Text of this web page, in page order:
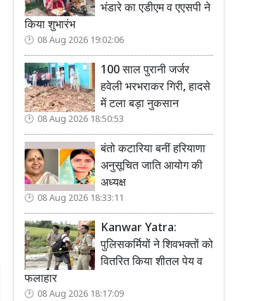
भंडारे का एडीएम व एएसपी ने
किया शुभारंभ
08 Aug 2026 19:02:06
100 साल पुरानी जर्जर
हवेली भरभराकर गिरी, हादसे
में टला बड़ा नुकसान
08 Aug 2026 18:50:53
बंतो कटारिया बनीं हरियाणा
अनुसूचित जाति आयोग की
अध्यक्ष
08 Aug 2026 18:33:11
Kanwar Yatra:
पुलिसकर्मियों ने शिवभक्तों को
वितरित किया शीतल पेय व
फलाहार
08 Aug 2026 18:17:09